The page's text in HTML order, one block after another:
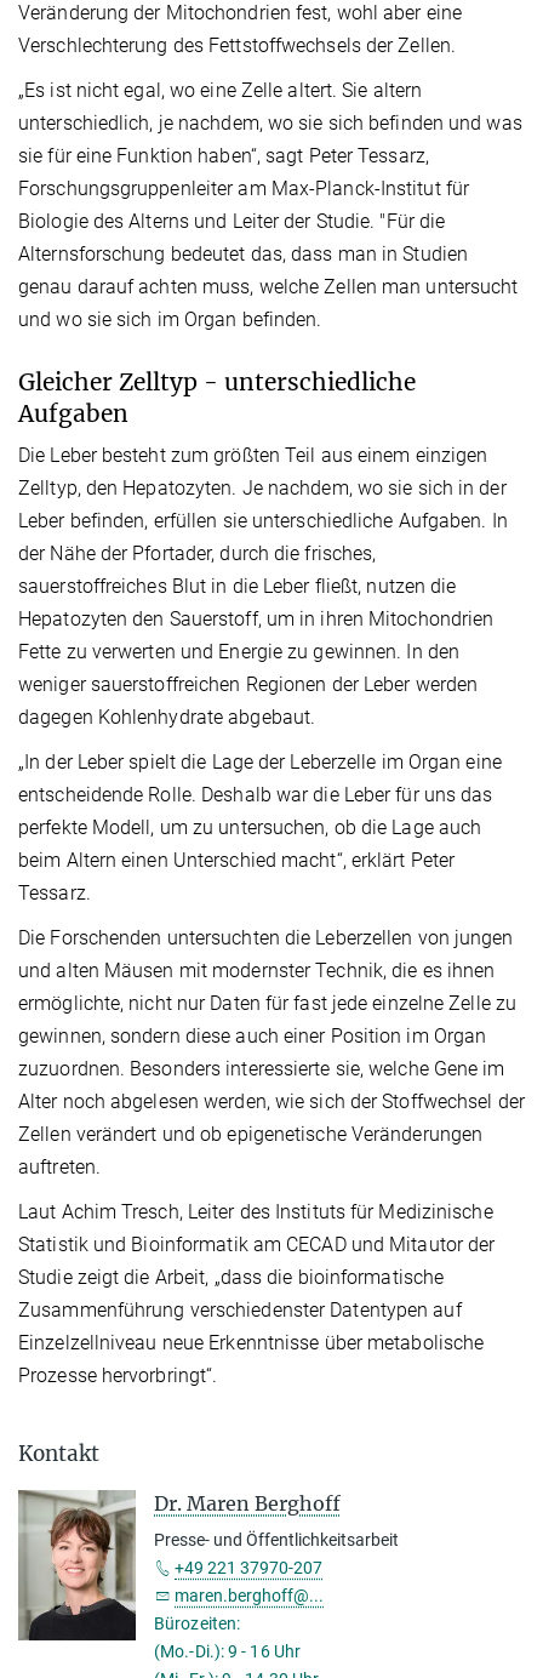
Veränderung der Mitochondrien fest, wohl aber eine
Verschlechterung des Fettstoffwechsels der Zellen.
„Es ist nicht egal, wo eine Zelle altert. Sie altern
unterschiedlich, je nachdem, wo sie sich befinden und was
sie für eine Funktion haben“, sagt Peter Tessarz,
Forschungsgruppenleiter am Max-Planck-Institut für
Biologie des Alterns und Leiter der Studie. "Für die
Alternsforschung bedeutet das, dass man in Studien
genau darauf achten muss, welche Zellen man untersucht
und wo sie sich im Organ befinden.
Gleicher Zelltyp - unterschiedliche
Aufgaben
Die Leber besteht zum größten Teil aus einem einzigen
Zelltyp, den Hepatozyten. Je nachdem, wo sie sich in der
Leber befinden, erfüllen sie unterschiedliche Aufgaben. In
der Nähe der Pfortader, durch die frisches,
sauerstoffreiches Blut in die Leber fließt, nutzen die
Hepatozyten den Sauerstoff, um in ihren Mitochondrien
Fette zu verwerten und Energie zu gewinnen. In den
weniger sauerstoffreichen Regionen der Leber werden
dagegen Kohlenhydrate abgebaut.
„In der Leber spielt die Lage der Leberzelle im Organ eine
entscheidende Rolle. Deshalb war die Leber für uns das
perfekte Modell, um zu untersuchen, ob die Lage auch
beim Altern einen Unterschied macht“, erklärt Peter
Tessarz.
Die Forschenden untersuchten die Leberzellen von jungen
und alten Mäusen mit modernster Technik, die es ihnen
ermöglichte, nicht nur Daten für fast jede einzelne Zelle zu
gewinnen, sondern diese auch einer Position im Organ
zuzuordnen. Besonders interessierte sie, welche Gene im
Alter noch abgelesen werden, wie sich der Stoffwechsel der
Zellen verändert und ob epigenetische Veränderungen
auftreten.
Laut Achim Tresch, Leiter des Instituts für Medizinische
Statistik und Bioinformatik am CECAD und Mitautor der
Studie zeigt die Arbeit, „dass die bioinformatische
Zusammenführung verschiedenster Datentypen auf
Einzelzellniveau neue Erkenntnisse über metabolische
Prozesse hervorbringt“.
Kontakt
Dr. Maren Berghoff
Presse- und Öffentlichkeitsarbeit
+49 221 37970-207
maren.berghoff@...
Bürozeiten:
(Mo.-Di.): 9 - 16 Uhr